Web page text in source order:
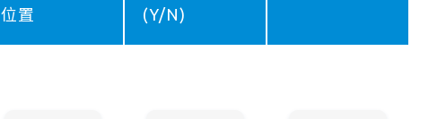
位置
(Y/N)